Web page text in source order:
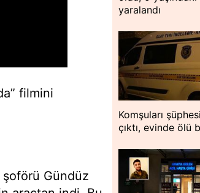
filmini
Gündüz
yaralandı
Komşuları
çıktı, evinde ölü